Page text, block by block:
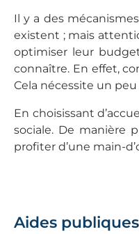
Il y a des
existent ; mais
optimiser leur
connaître. En effet,
Cela nécessite un
En choisissant
sociale. De manière
profiter d’une main-
Aides